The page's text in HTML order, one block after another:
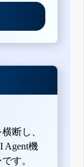
断し、
Agent機
す。